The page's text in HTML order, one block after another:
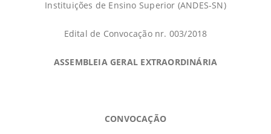
Instituições de Ensino Superior (ANDES-SN)
Edital de Convocação nr. 003/2018
ASSEMBLEIA GERAL EXTRAORDINÁRIA
CONVOCAÇÃO